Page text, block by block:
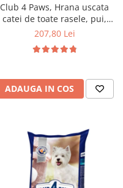
Club 4 Paws, Hrana uscata
catei de toate rasele, pui,
14kg
207,80 Lei
ADAUGA IN COS